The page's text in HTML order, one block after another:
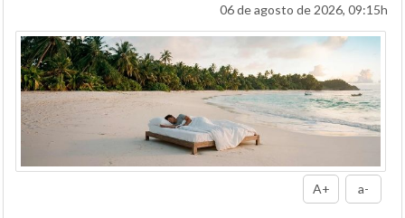
06 de agosto de 2026, 09:15h
A+ a-